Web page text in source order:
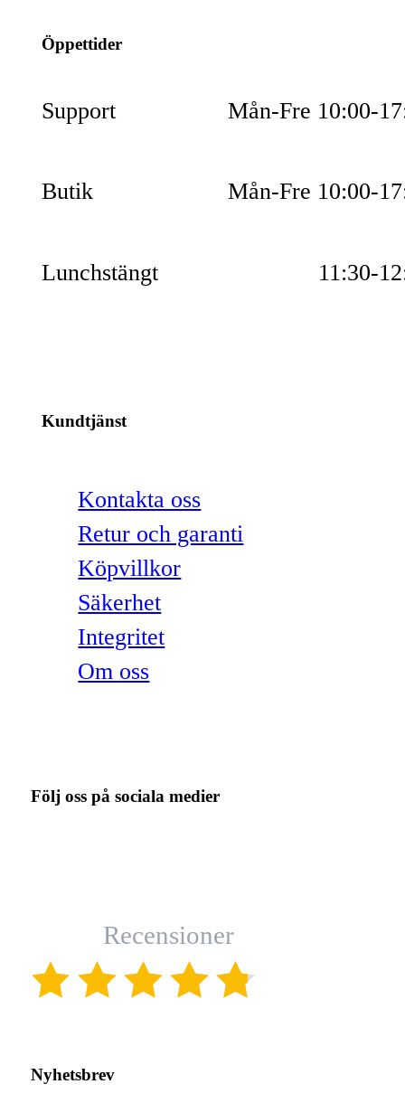
Öppettider
Support Mån-Fre 10:00-
Butik Mån-Fre 10:00-
Lunchstängt 11:30-
Kundtjänst
Kontakta oss
Retur och garanti
Köpvillkor
Säkerhet
Integritet
Om oss
Följ oss på sociala medier
Recensioner
Nyhetsbrev